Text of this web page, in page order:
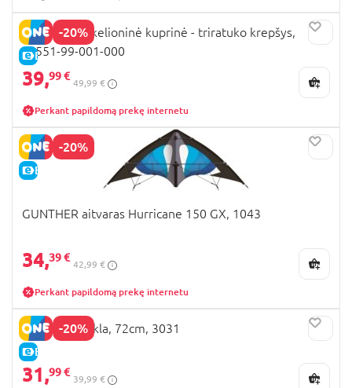
-20%
E-KAINA
DOONA Liki kelioninė kuprinė - triratuko krepšys,
SP551-99-001-000
39,99 €
49,99 €
Perkant papildomą prekę internetu
-20%
E-KAINA
GUNTHER aitvaras Hurricane 150 GX, 1043
34,39 €
42,99 €
Perkant papildomą prekę internetu
-20%
E-KAINA
DOLU čiuožykla, 72cm, 3031
31,99 €
39,99 €